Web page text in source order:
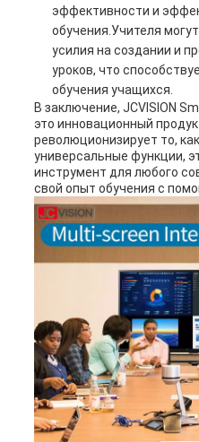
эффективности и
обучения.Учителя
усилия на создании и
уроков, что
обучения учащихся.
В заключение, JCVISION
это инновационный
революционизирует то,
универсальные функции,
инструмент для любого
свой опыт обучения с